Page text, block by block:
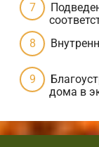
дома в